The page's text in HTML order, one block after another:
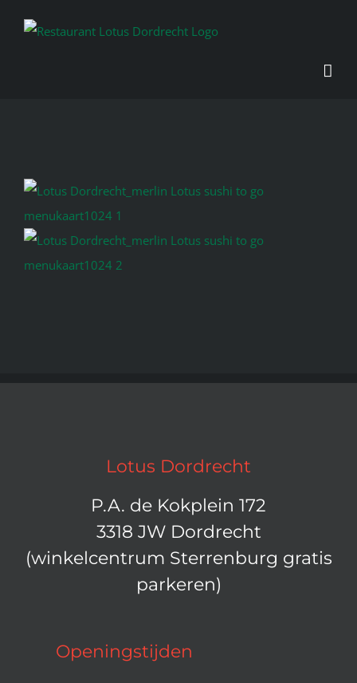
Lotus Dordrecht
P.A. de Kokplein 172
3318 JW Dordrecht
(winkelcentrum Sterrenburg gratis
parkeren)
Openingstijden